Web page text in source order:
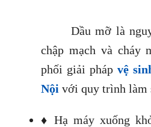
Dầu mỡ là
chập mạch và cháy
phối giải pháp vệ
Nội với quy trình làm
♦ Hạ máy xuống